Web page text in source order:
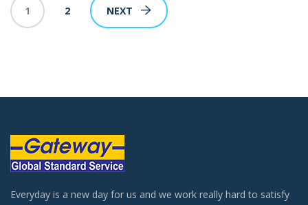
1 2 NEXT
Everyday is a new day for us and we work really hard to satisfy